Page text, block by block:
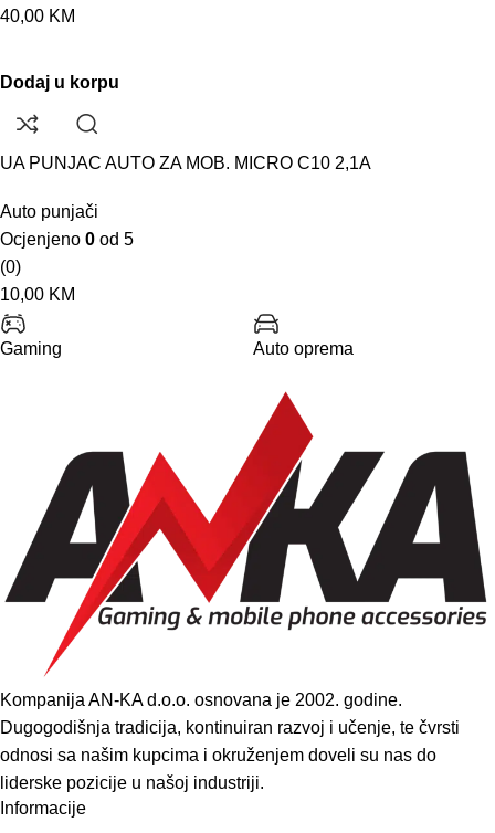
40,00 KM
Dodaj u korpu
UA PUNJAC AUTO ZA MOB. MICRO C10 2,1A
Auto punjači
Ocjenjeno 0 od 5
(0)
10,00 KM
Gaming Auto oprema
Kompanija AN-KA d.o.o. osnovana je 2002. godine.
Dugogodišnja tradicija, kontinuiran razvoj i učenje, te čvrsti
odnosi sa našim kupcima i okruženjem doveli su nas do
liderske pozicije u našoj industriji.
Informacije